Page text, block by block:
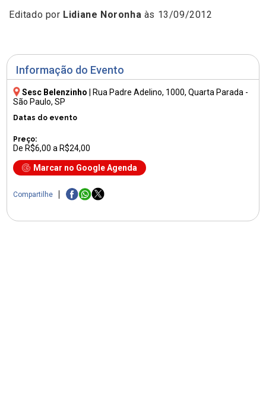
Informação do Evento
Sesc Belenzinho Rua Padre Adelino, 1000, Quarta Parada -
São Paulo, SP
Datas do evento
Preço:
De R$6,00 a R$24,00
Marcar no Google Agenda
Compartilhe
Editado por Lidiane Noronha às 13/09/2012